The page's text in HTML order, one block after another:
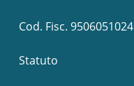
Cod. Fisc.
Statuto